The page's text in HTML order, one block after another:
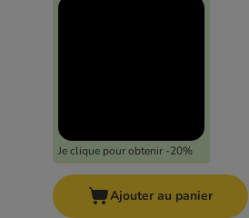
Je clique pour obtenir -20%
Ajouter au panier